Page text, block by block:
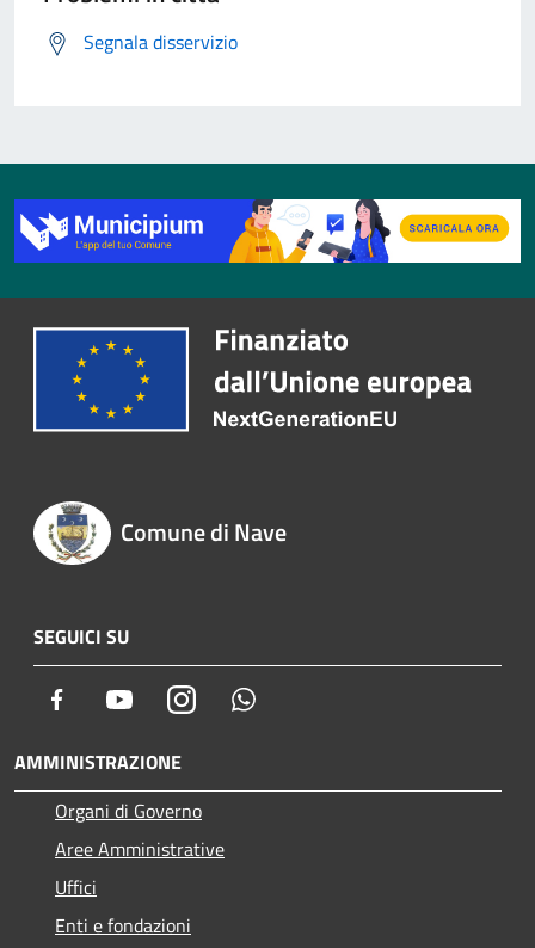
Segnala disservizio
Comune di Nave
SEGUICI SU
Facebook YoutubeInstagram
AMMINISTRAZIONE
Organi di Governo
Aree Amministrative
Uffici
Enti e fondazioni